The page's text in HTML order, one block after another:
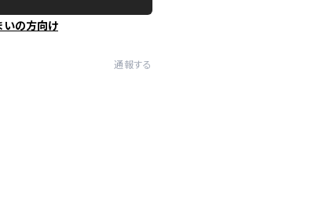
いの方向け
通報する